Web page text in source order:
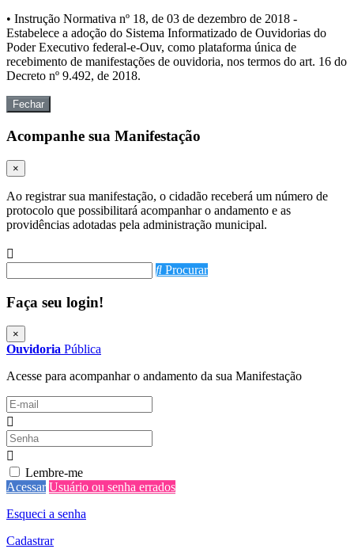
• Instrução Normativa nº 18, de 03 de dezembro de 2018 -
Estabelece a adoção do Sistema Informatizado de Ouvidorias do
Poder Executivo federal-e-Ouv, como plataforma única de
recebimento de manifestações de ouvidoria, nos termos do art. 16 do
Decreto nº 9.492, de 2018.
Fechar
Acompanhe sua Manifestação
×
Ao registrar sua manifestação, o cidadão receberá um número de
protocolo que possibilitará acompanhar o andamento e as
providências adotadas pela administração municipal.
Procurar
Faça seu login!
×
Ouvidoria Pública
Acesse para acompanhar o andamento da sua Manifestação
Lembre-me
Acessar Usuário ou senha errados
Esqueci a senha
Cadastrar